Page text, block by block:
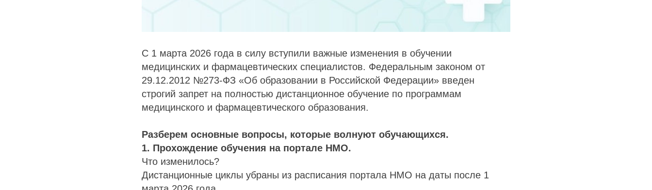
С 1 марта 2026 года в силу вступили важные изменения в обучении
медицинских и фармацевтических специалистов. Федеральным законом от
29.12.2012 №273-ФЗ «Об образовании в Российской Федерации» введен
строгий запрет на полностью дистанционное обучение по программам
медицинского и фармацевтического образования.
Разберем основные вопросы, которые волнуют обучающихся.
1. Прохождение обучения на портале НМО.
Что изменилось?
Дистанционные циклы убраны из расписания портала НМО на даты после 1